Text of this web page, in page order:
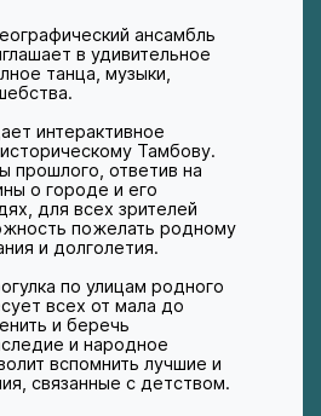
ансамбль
в удивительное
танца, музыки,
интерактивное
Тамбову.
прошлого, ответив на
о городе и его
для всех зрителей
пожелать родному
и долголетия.
по улицам родного
всех от мала до
и беречь
и народное
вспомнить лучшие и
связанные с детством.